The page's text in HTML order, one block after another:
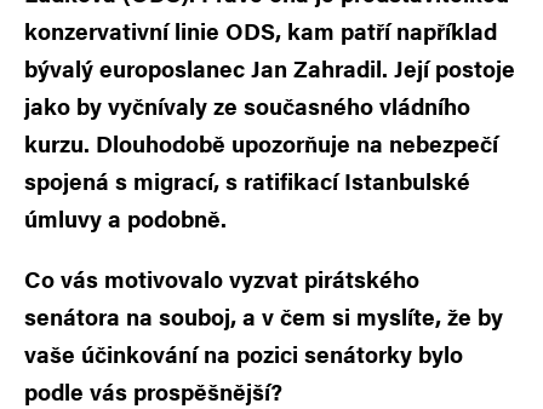
konzervativní linie ODS, kam patří například
bývalý europoslanec Jan Zahradil. Její postoje
jako by vyčnívaly ze současného vládního
kurzu. Dlouhodobě upozorňuje na nebezpečí
spojená s migrací, s ratifikací Istanbulské
úmluvy a podobně.
Co vás motivovalo vyzvat pirátského
senátora na souboj, a v čem si myslíte, že by
vaše účinkování na pozici senátorky bylo
podle vás prospěšnější?